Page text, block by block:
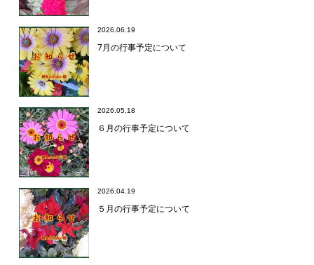
2026.06.19
7月の行事予定について
2026.05.18
６月の行事予定について
2026.04.19
５月の行事予定について